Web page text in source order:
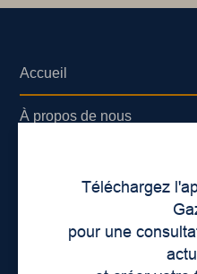
Téléchargez
pour une
Accueil
À propos de nous
Lieux de distribution